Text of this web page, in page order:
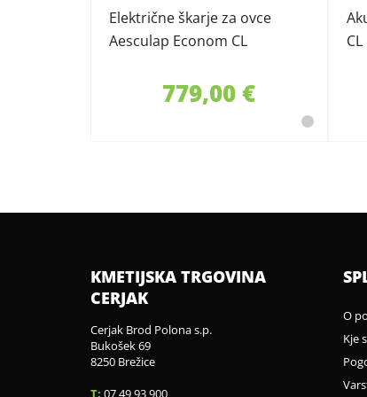
Električne škarje za ovce
Aesculap Econom CL
779,00 €
CL
KMETIJSKA TRGOVINA
CERJAK
Cerjak Brod Polona s.p.
Bukošek 69
8250 Brežice
T: 07 49 93 900
O
Kje